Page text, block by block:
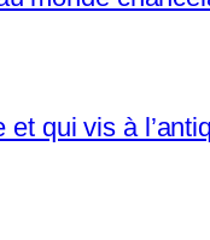
qui vis à